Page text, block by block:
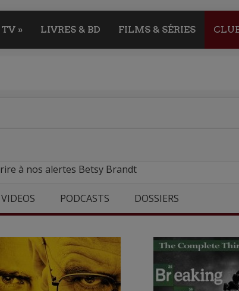
TV » LIVRES & BD FILMS & SÉRIES
à nos alertes Betsy Brandt
VIDEOS PODCASTS DOSSIERS